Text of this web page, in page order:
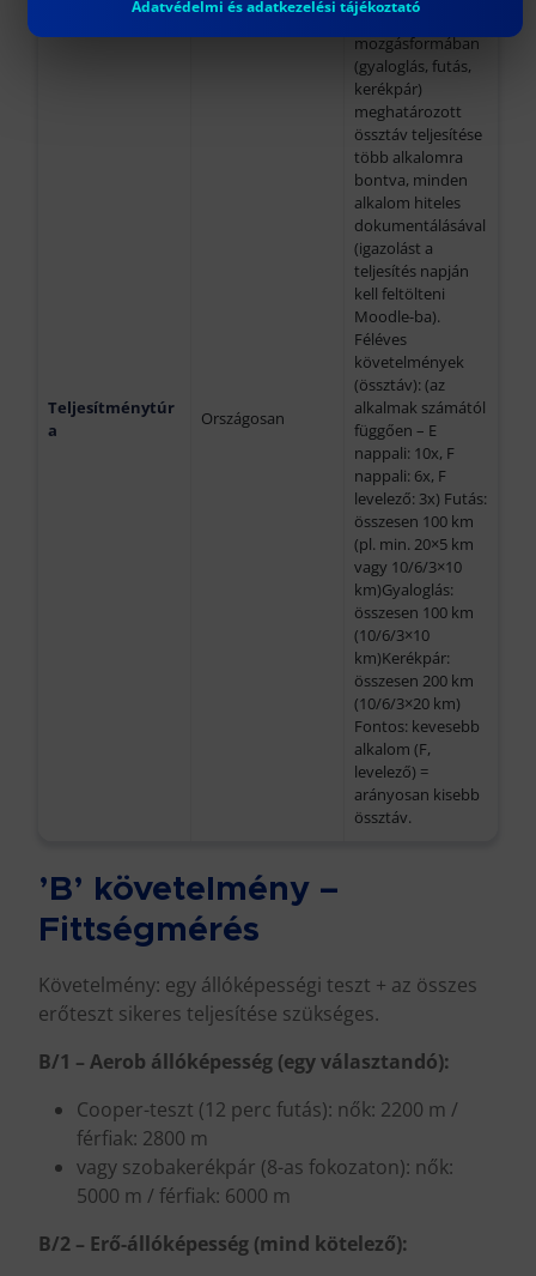
Teljesítménytúr
a
Országosan
Választott
mozgásformában
(gyaloglás, futás,
kerékpár)
meghatározott
össztáv teljesítése
több alkalomra
bontva, minden
alkalom hiteles
dokumentálásával
(igazolást a
teljesítés napján
kell feltölteni
Moodle-ba).
Féléves
követelmények
(össztáv): (az
alkalmak számától
függően – E
nappali: 10x, F
nappali: 6x, F
levelező: 3x) Futás:
összesen 100 km
(pl. min. 20×5 km
vagy 10/6/3×10
km)Gyaloglás:
összesen 100 km
(10/6/3×10
km)Kerékpár:
összesen 200 km
(10/6/3×20 km)
Fontos: kevesebb
alkalom (F,
levelező) =
arányosan kisebb
össztáv.
’B’ követelmény –
Fittségmérés
Követelmény: egy állóképességi teszt + az összes
erőteszt sikeres teljesítése szükséges.
B/1 – Aerob állóképesség (egy választandó):
Cooper-teszt (12 perc futás): nők: 2200 m /
férfiak: 2800 m
vagy szobakerékpár (8-as fokozaton): nők:
5000 m / férfiak: 6000 m
B/2 – Erő-állóképesség (mind kötelező):
Adatvédelmi és adatkezelési tájékoztató